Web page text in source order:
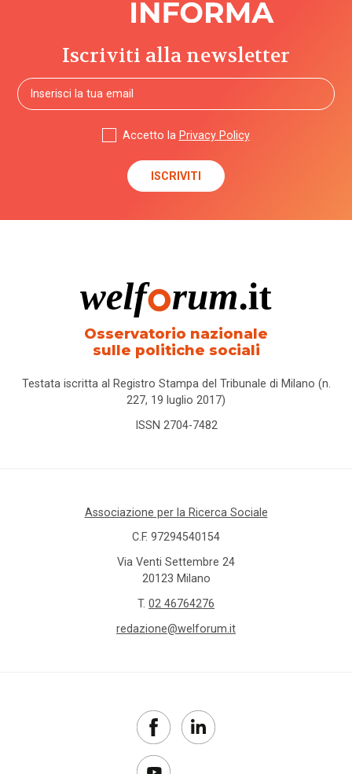
Iscriviti alla newsletter
Accetto la Privacy Policy
Osservatorio nazionale
sulle politiche sociali
Testata iscritta al Registro Stampa del Tribunale di Milano (n.
227, 19 luglio 2017)
ISSN 2704-7482
Associazione per la Ricerca Sociale
C.F. 97294540154
Via Venti Settembre 24
20123 Milano
T. 02 46764276
redazione@welforum.it